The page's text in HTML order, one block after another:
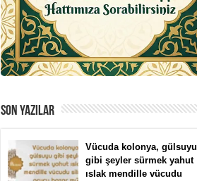
SON YAZILAR
Vücuda kolonya, gülsuyu
gibi şeyler sürmek yahut
ıslak mendille vücudu